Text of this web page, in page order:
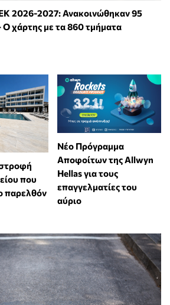
2026-2027: Ανακοινώθηκαν 95
Ο χάρτης με τα 860 τμήματα
που
παρελθόν
Νέο Πρόγραμμα
Αποφοίτων της Allwyn
Hellas για τους
επαγγελματίες του
αύριο